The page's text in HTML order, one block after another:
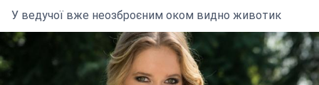
У ведучої вже неозброєним оком видно животик